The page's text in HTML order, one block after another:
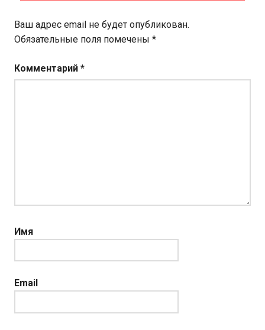
Ваш адрес email не будет опубликован.
Обязательные поля помечены *
Комментарий *
Имя
Email